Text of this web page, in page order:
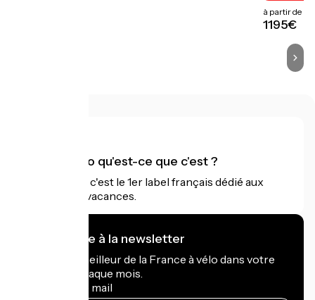
à partir de
1195€
Accueil Vélo qu'est-ce que c'est ?
Accueil Vélo c'est le 1er label français dédié aux
cyclistes en vacances.
Je m'abonne à la newsletter
Recevez le meilleur de la France à vélo dans votre
boîte mail chaque mois.
Mon adresse mail